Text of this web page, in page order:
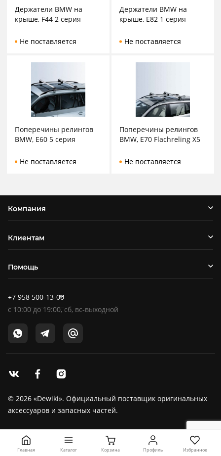
Держатели BMW на
крыше, F44 2 серия
Не поставляется
Держатели BMW на
крыше, E82 1 серия
Не поставляется
Поперечины релингов
BMW, E60 5 серия
Не поставляется
Поперечины релингов
BMW, E70 Flachreling X5
Не поставляется
Компания
Клиентам
Помощь
+7 958 500-13-00
c10:00до19:00, сб, вс-выходной
© 2026 «Dewiki». Официальный поставщик оригинальных
аксессуаров и запасных частей.
Главная Каталог Корзина Профиль Избранное